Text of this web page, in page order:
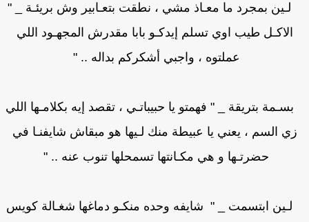
بمجرد ما معـاذ مشي ، نطقت بتعـابير وش بريئـة _ "
الاكـل طيب اوي تسلم إيدكـو بابا مقدرش المجهـود اللي
عملتوه ، واجبي أشكركم بداله .. "
بتريقة _ " فهمتو يا حبيباتـي ، تقصد إيه بكلامـها اللي
زي السم ، يعني يا عبيطة منك لـيها هو مبقاش شايفنـا في
حضرتـها و هي مكـانتها تسمحلها تنوب عنه .. "
ابتسمت _ " شايفه وحده منكـو دماغها شغـالة كويس